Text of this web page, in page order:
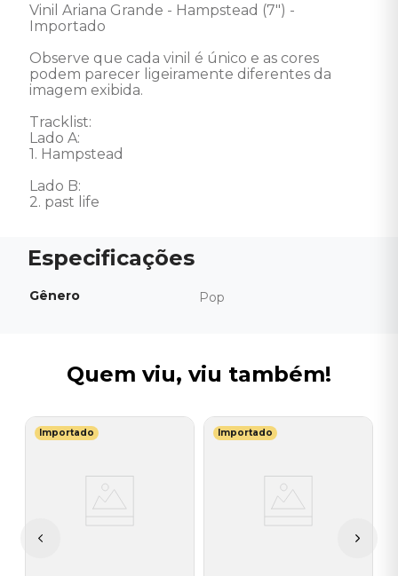
Vinil Ariana Grande - Hampstead (7") -
Importado
Observe que cada vinil é único e as cores
podem parecer ligeiramente diferentes da
imagem exibida.
Tracklist:
Lado A:
1. Hampstead
Lado B:
2. past life
Gênero Pop
Quem viu, viu também!
Importado Importado